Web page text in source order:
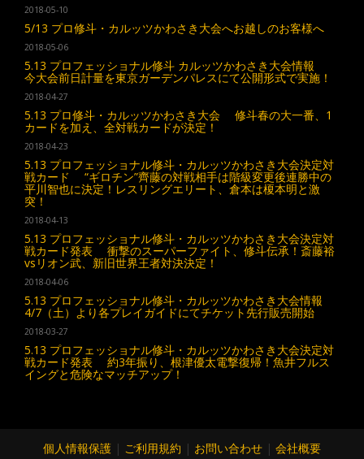
2018-05-10
5/13 プロ修斗・カルッツかわさき大会へお越しのお客様へ
2018-05-06
5.13 プロフェッショナル修斗 カルッツかわさき大会情報
今大会前日計量を東京ガーデンパレスにて公開形式で実施！
2018-04-27
5.13 プロ修斗・カルッツかわさき大会 修斗春の大一番、1
カードを加え、全対戦カードが決定！
2018-04-23
5.13 プロフェッショナル修斗・カルッツかわさき大会決定対
戦カード “ギロチン”齊藤の対戦相手は階級変更後連勝中の
平川智也に決定！レスリングエリート、倉本は榎本明と激
突！
2018-04-13
5.13 プロフェッショナル修斗・カルッツかわさき大会決定対
戦カード発表 衝撃のスーパーファイト、修斗伝承！斎藤裕
vsリオン武、新旧世界王者対決決定！
2018-04-06
5.13 プロフェッショナル修斗・カルッツかわさき大会情報
4/7（土）より各プレイガイドにてチケット先行販売開始
2018-03-27
5.13 プロフェッショナル修斗・カルッツかわさき大会決定対
戦カード発表 約3年振り、根津優太電撃復帰！魚井フルス
イングと危険なマッチアップ！
個人情報保護 | ご利用規約 | お問い合わせ | 会社概要